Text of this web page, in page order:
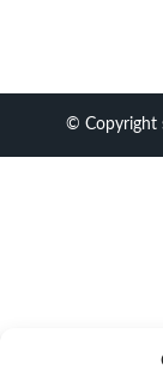
© Copyright